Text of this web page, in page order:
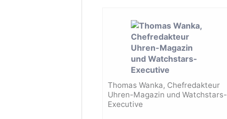
Thomas Wanka, Chefredakteur
Uhren-Magazin und Watchstars-
Executive